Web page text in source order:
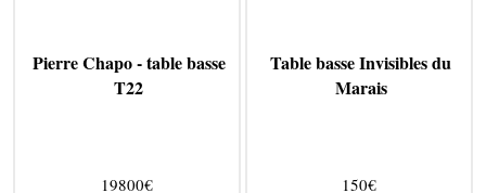
Pierre Chapo - table basse
T22
19800€
Table basse Invisibles du
Marais
150€